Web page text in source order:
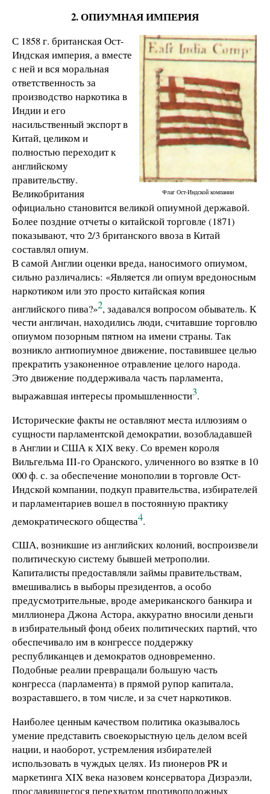
2. ОПИУМНАЯ ИМПЕРИЯ
Флаг Ост-Индской компании
С 1858 г. британская Ост-
Индская империя, а вместе
с ней и вся моральная
ответственность за
производство наркотика в
Индии и его
насильственный экспорт в
Китай, целиком и
полностью переходит к
английскому
правительству.
Великобритания
официально становится великой опиумной державой.
Более поздние отчеты о китайской торговле (1871)
показывают, что 2/3 британского ввоза в Китай
составлял опиум.
В самой Англии оценки вреда, наносимого опиумом,
сильно различались: «Является ли опиум вредоносным
наркотиком или это просто китайская копия
английского пива?»2, задавался вопросом обыватель. К
чести англичан, находились люди, считавшие торговлю
опиумом позорным пятном на имени страны. Так
возникло антиопиумное движение, поставившее целью
прекратить узаконенное отравление целого народа.
Это движение поддерживала часть парламента,
выражавшая интересы промышленности3.
Исторические факты не оставляют места иллюзиям о
сущности парламентской демократии, возобладавшей
в Англии и США к ХIХ веку. Со времен короля
Вильгельма III-го Оранского, уличенного во взятке в 10
000 ф. с. за обеспечение монополии в торговле Ост-
Индской компании, подкуп правительства, избирателей
и парламентариев вошел в постоянную практику
демократического общества4.
США, возникшие из английских колоний, воспроизвели
политическую систему бывшей метрополии.
Капиталисты предоставляли займы правительствам,
вмешивались в выборы президентов, а особо
предусмотрительные, вроде американского банкира и
миллионера Джона Астора, аккуратно вносили деньги
в избирательный фонд обеих политических партий, что
обеспечивало им в конгрессе поддержку
республиканцев и демократов одновременно.
Подобные реалии превращали большую часть
конгресса (парламента) в прямой рупор капитала,
возраставшего, в том числе, и за счет наркотиков.
Наиболее ценным качеством политика оказывалось
умение представить своекорыстную цель делом всей
нации, и наоборот, устремления избирателей
использовать в чуждых целях. Из пионеров PR и
маркетинга XIX века назовем консерватора Дизраэли,
прославившегося перехватом противоположных